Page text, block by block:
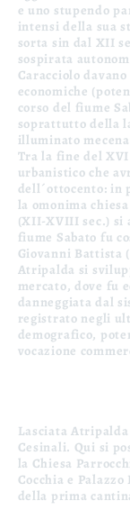
e uno stupendo
intensi della sua
sorta sin dal XII
sospirata
Caracciolo
economiche
corso del fiume
soprattutto della
illuminato
Tra la fine del
urbanistico che
dell´ottocento: in
la omonima
(XII-XVIII sec.) si
fiume Sabato fu
Giovanni Battista
Atripalda si
mercato, dove fu
danneggiata dal
registrato negli
demografico,
vocazione
Lasciata
Cesinali. Qui si
la Chiesa
Cocchia e
della prima